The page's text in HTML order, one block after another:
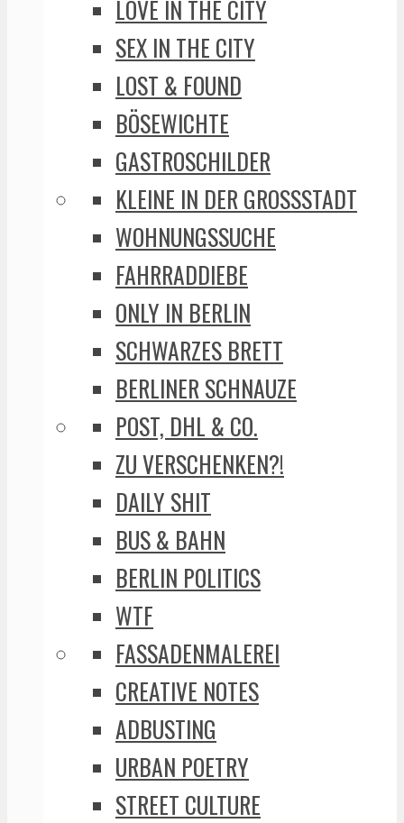
LOVE IN THE CITY
SEX IN THE CITY
LOST & FOUND
BÖSEWICHTE
GASTROSCHILDER
KLEINE IN DER GROSSSTADT
WOHNUNGSSUCHE
FAHRRADDIEBE
ONLY IN BERLIN
SCHWARZES BRETT
BERLINER SCHNAUZE
POST, DHL & CO.
ZU VERSCHENKEN?!
DAILY SHIT
BUS & BAHN
BERLIN POLITICS
WTF
FASSADENMALEREI
CREATIVE NOTES
ADBUSTING
URBAN POETRY
STREET CULTURE